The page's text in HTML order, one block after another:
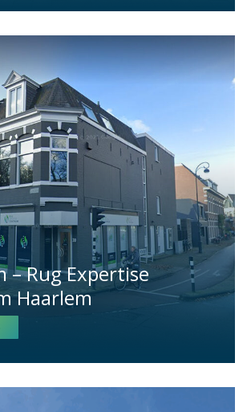
– Rug Expertise
Haarlem